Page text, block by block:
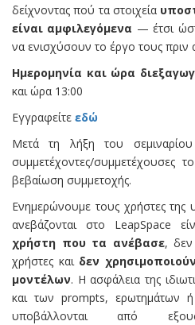
δείχνοντας πού τα στοιχεία
είναι αμφιλεγόμενα — έτσι
να ενισχύσουν το έργο τους
Ημερομηνία και ώρα
και ώρα 13:00
Εγγραφείτε εδώ
Μετά τη λήξη του
συμμετέχοντες/συμμετέχουσες
βεβαίωση συμμετοχής.
Ενημερώνουμε τους χρήστες της
ανεβάζονται στο LeapSpace
χρήστη που τα ανέβασε, δεν
χρήστες και δεν
μοντέλων. Η ασφάλεια της
και των prompts, ερωτημάτων
υποβάλλονται από